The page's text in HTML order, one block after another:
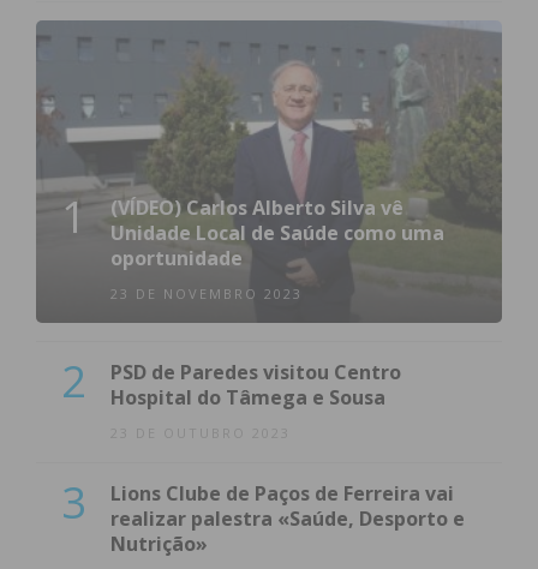
1
(VÍDEO) Carlos Alberto Silva vê
Unidade Local de Saúde como uma
oportunidade
23 DE NOVEMBRO 2023
2
PSD de Paredes visitou Centro
Hospital do Tâmega e Sousa
23 DE OUTUBRO 2023
3
Lions Clube de Paços de Ferreira vai
realizar palestra «Saúde, Desporto e
Nutrição»